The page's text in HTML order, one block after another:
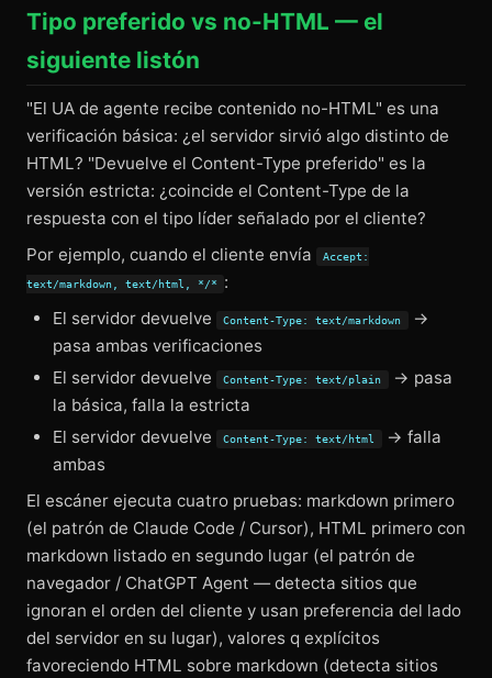
Tipo preferido vs no-HTML — el
siguiente listón
"El UA de agente recibe contenido no-HTML" es una
verificación básica: ¿el servidor sirvió algo distinto de
HTML? "Devuelve el Content-Type preferido" es la
versión estricta: ¿coincide el Content-Type de la
respuesta con el tipo líder señalado por el cliente?
Por ejemplo, cuando el cliente envía
Accept:
text/markdown, text/html, */*
:
El servidor devuelve
Content-Type: text/markdown
→
pasa ambas verificaciones
El servidor devuelve
Content-Type: text/plain
→ pasa
la básica, falla la estricta
El servidor devuelve
Content-Type: text/html
→ falla
ambas
El escáner ejecuta cuatro pruebas: markdown primero
(el patrón de Claude Code / Cursor), HTML primero con
markdown listado en segundo lugar (el patrón de
navegador / ChatGPT Agent — detecta sitios que
ignoran el orden del cliente y usan preferencia del lado
del servidor en su lugar), valores q explícitos
favoreciendo HTML sobre markdown (detecta sitios